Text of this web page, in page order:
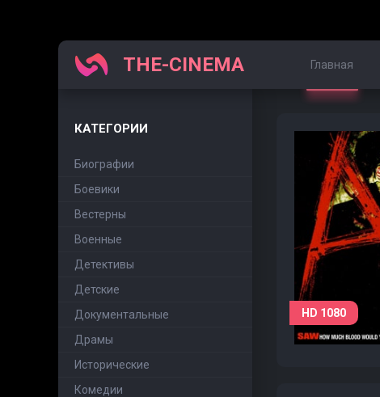
THE-CINEMA Главная
КАТЕГОРИИ
Биографии
Боевики
Вестерны
Военные
Детективы
Детские
Документальные
Драмы
Исторические
Комедии
HD 1080